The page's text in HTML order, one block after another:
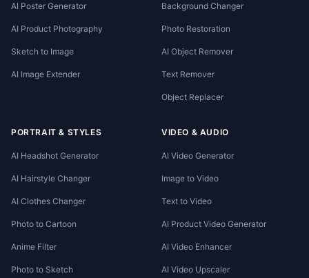
AI Poster Generator
AI Product Photography
Sketch to Image
AI Image Extender
Background Changer
Photo Restoration
AI Object Remover
Text Remover
Object Replacer
PORTRAIT & STYLES
AI Headshot Generator
AI Hairstyle Changer
AI Clothes Changer
Photo to Cartoon
Anime Filter
Photo to Sketch
VIDEO & AUDIO
AI Video Generator
Image to Video
Text to Video
AI Product Video Generator
AI Video Enhancer
AI Video Upscaler